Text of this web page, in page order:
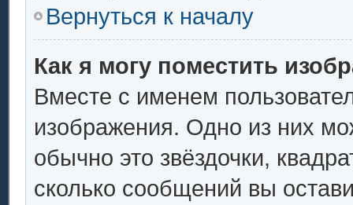
Вернуться к началу
Как я могу поместить
Вместе с именем
изображения. Одно из них
обычно это звёздочки,
сколько сообщений вы